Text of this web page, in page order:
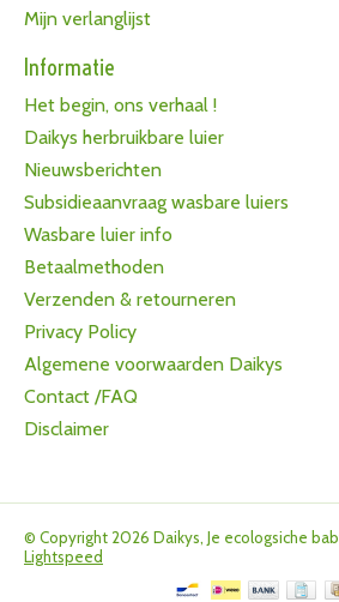
Mijn verlanglijst
Informatie
Het begin, ons verhaal !
Daikys herbruikbare luier
Nieuwsberichten
Subsidieaanvraag wasbare luiers
Wasbare luier info
Betaalmethoden
Verzenden & retourneren
Privacy Policy
Algemene voorwaarden Daikys
Contact /FAQ
Disclaimer
© Copyright 2026 Daikys, Je ecologsiche
Lightspeed